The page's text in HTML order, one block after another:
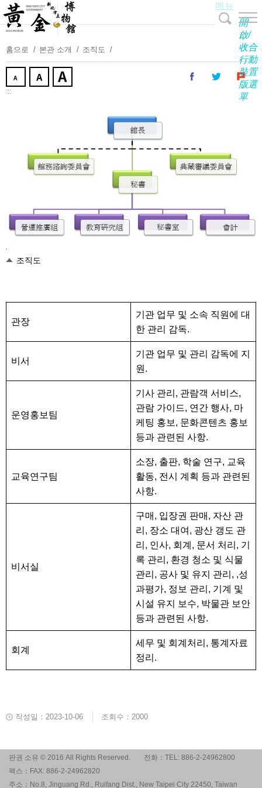
내
용
보
메뉴
開
啟/
收合
行動
裝置
版選
單
홈으로 본관 소개 조직도
:::
조직도
관장
기관 업무 및 소속 직원에 대
한 관리 감독.
비서
기관 업무 및 관리 감독에 지
원.
운영홍보팀
기사 관리, 관람객 서비스,
관람 가이드, 연간 행사, 마
케팅 홍보, 문화콘텐츠 홍보
등과 관련된 사항.
교육연구팀
소장, 출판, 학술 연구, 교육
활동, 전시 계획 등과 관련된
사항.
비서실
구매, 입장권 판매, 자산 관
리, 장소 대여, 광산 갱도 관
리, 인사, 회계, 문서 처리, 기
록 관리, 환경 청소 및 식물
관리, 공사 및 유지 관리, ,성
과평가, 정보 관리, 기계 및
시설 유지 보수, 박물관 보안
등과 관련된 사항.
회계
세무 및 회계처리, 통계자료
정리.
작성일：2023-10-06 조회수：2000
판권 소유 © 2016 All Rights Reserved.
전화：TEL: 886-2-24962800
팩스：FAX: 886-2-24962820
주소：No.8, Jinguang Rd., Ruifang Dist., New Taipei City 22450, Taiwan